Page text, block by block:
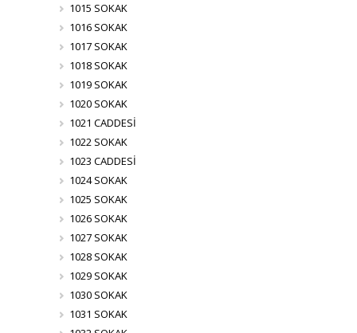
1015 SOKAK
1016 SOKAK
1017 SOKAK
1018 SOKAK
1019 SOKAK
1020 SOKAK
1021 CADDESİ
1022 SOKAK
1023 CADDESİ
1024 SOKAK
1025 SOKAK
1026 SOKAK
1027 SOKAK
1028 SOKAK
1029 SOKAK
1030 SOKAK
1031 SOKAK